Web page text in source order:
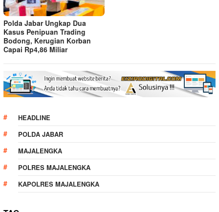
Polda Jabar Ungkap Dua
Kasus Penipuan Trading
Bodong, Kerugian Korban
Capai Rp4,86 Miliar
HEADLINE
POLDA JABAR
MAJALENGKA
POLRES MAJALENGKA
KAPOLRES MAJALENGKA